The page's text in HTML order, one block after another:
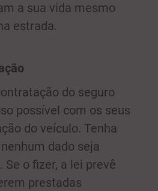
a sua vida mesmo
estrada.
do seguro
possível com os seus
do veículo. Tenha
dado seja
o fizer, a lei prevê
prestadas